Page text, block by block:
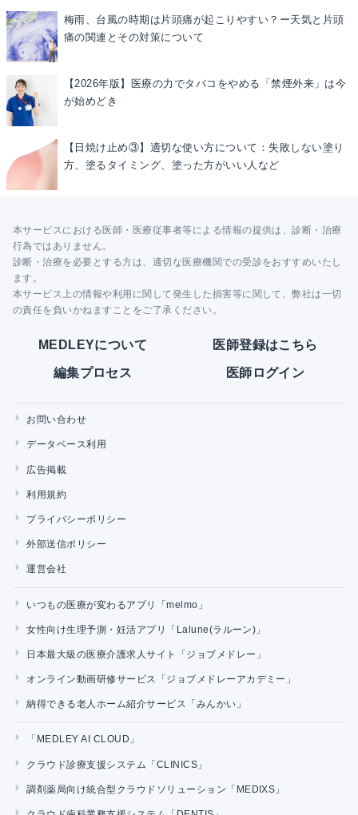
梅雨、台風の時期は片頭痛が起こりやすい？ー天気と片頭
痛の関連とその対策について
【2026年版】医療の力でタバコをやめる「禁煙外来」は今
が始めどき
【日焼け止め③】適切な使い方について：失敗しない塗り
方、塗るタイミング、塗った方がいい人など
本サービスにおける医師・医療従事者等による情報の提供は、診断・治療
行為ではありません。
診断・治療を必要とする方は、適切な医療機関での受診をおすすめいたし
ます。
本サービス上の情報や利用に関して発生した損害等に関して、弊社は一切
の責任を負いかねますことをご了承ください。
MEDLEYについて 医師登録はこちら
編集プロセス 医師ログイン
お問い合わせ
データベース利用
広告掲載
利用規約
プライバシーポリシー
外部送信ポリシー
運営会社
いつもの医療が変わるアプリ「melmo」
女性向け生理予測・妊活アプリ「Lalune(ラルーン)」
日本最大級の医療介護求人サイト「ジョブメドレー」
オンライン動画研修サービス「ジョブメドレーアカデミー」
納得できる老人ホーム紹介サービス「みんかい」
「MEDLEY AI CLOUD」
クラウド診療支援システム「CLINICS」
調剤薬局向け統合型クラウドソリューション「MEDIXS」